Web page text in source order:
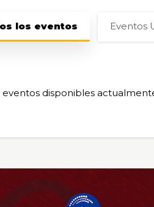
los eventos Eventos
eventos disponibles